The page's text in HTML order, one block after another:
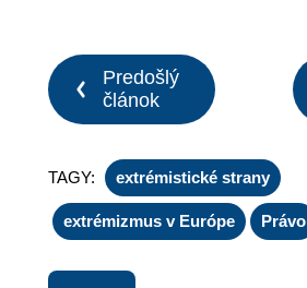
Predošlý
článok
TAGY: extrémistické strany
extrémizmus v Európe Právo